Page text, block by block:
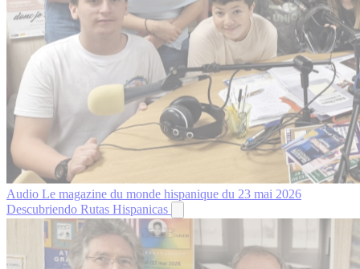
Audio Le magazine du monde hispanique du 23 mai 2026
Descubriendo Rutas Hispanicas